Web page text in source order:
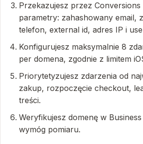
Przekazujesz przez
parametry: zahashowany email,
telefon, external id, adres IP i
Konfigurujesz maksymalnie 8
per domena, zgodnie z limitem
Priorytetyzujesz zdarzenia od
zakup, rozpoczęcie checkout,
treści.
Weryfikujesz domenę w
wymóg pomiaru.